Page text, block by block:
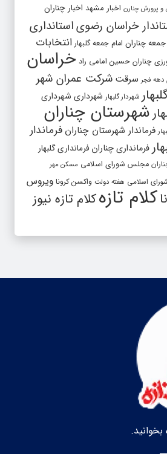
و پرورش چنارن اخبار مشهد اخبار چناران
خراسان رضویاستانداری
جمعه چناران امام جمعه گلبهار انتخابات
چناران حسین امامی راد خراسان
دهه فجر سرقت شرکت عمران شهر
شهردار گلبهار شهرداری شهرداری
شهرستان چناران
فرماندار شهرستان چناران فرماندار
فرمانداری چناران فرمانداری گلبهار
مجلس شورای اسلامی مسکن مهر
اسلامی هفته دولت واکسن کرونا ویروس
کلام تازهکلام تازه نیوز
بخوانید.